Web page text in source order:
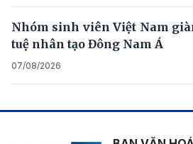
Nhóm sinh viên Việt Nam
tuệ nhân tạo Đông Nam Á
07/08/2026